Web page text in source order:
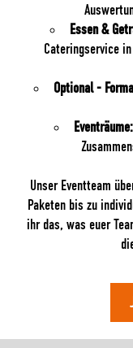
Essen &
Cateringservice
Optional -
Eventräume:
Unser Eventteam
Paketen bis zu
ihr das, was euer